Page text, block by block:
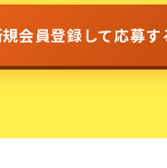
会員登録して応募